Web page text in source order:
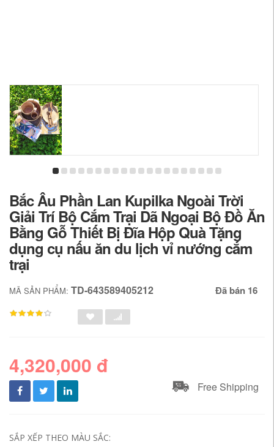
Bắc Âu Phần Lan Kupilka Ngoài Trời
Giải Trí Bộ Cắm Trại Dã Ngoại Bộ Đồ Ăn
Bằng Gỗ Thiết Bị Đĩa Hộp Quà Tặng
dụng cụ nấu ăn du lịch vỉ nướng cắm
trại
MÃ SẢN PHẨM: TD-643589405212 Đã bán 16
4,320,000 đ
Free Shipping
SẮP XẾP THEO MÀU SẮC: